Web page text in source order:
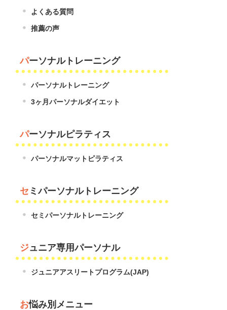
よくある質問
推薦の声
パーソナルトレーニング
パーソナルトレーニング
3ヶ月パーソナルダイエット
パーソナルピラティス
パーソナルマットピラティス
セミパーソナルトレーニング
セミパーソナルトレーニング
ジュニア専用パーソナル
ジュニアアスリートプログラム(JAP)
お悩み別メニュー